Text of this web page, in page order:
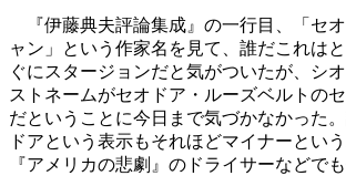
『伊藤典夫評論集成』の一行目、「セ
ャン」という作家名を見て、誰だこれは
ぐにスタージョンだと気がついたが、シ
ストネームがセオドア・ルーズベルトの
だということに今日まで気づかなかった
ドアという表示もそれほどマイナーとい
『アメリカの悲劇』のドライサーなどで